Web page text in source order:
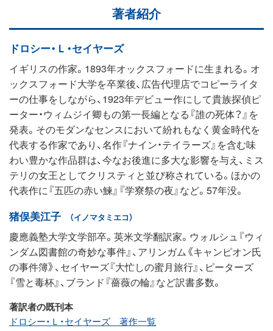
著者紹介
ドロシー・Ｌ・セイヤーズ
イギリスの作家。1893年オックスフォードに生まれる。オ
ックスフォード大学を卒業後、広告代理店でコピーライタ
ーの仕事をしながら、1923年デビュー作にして貴族探偵ピ
ーター・ウィムジイ卿もの第一長編となる『誰の死体？』を
発表。そのモダンなセンスにおいて紛れもなく黄金時代を
代表する作家であり、名作『ナイン・テイラーズ』を含む味
わい豊かな作品群は、今なお後進に多大な影響を与え、ミス
テリの女王としてクリスティと並び称されている。ほかの
代表作に『五匹の赤い鰊』『学寮祭の夜』など。57年没。
猪俣美江子 （イノマタミエコ）
慶應義塾大学文学部卒。英米文学翻訳家。ウォルシュ『ウィ
ンダム図書館の奇妙な事件』、アリンガム《キャンピオン氏
の事件簿》、セイヤーズ『大忙しの蜜月旅行』、ピーターズ
『雪と毒杯』、ブランド『薔薇の輪』など訳書多数。
著訳者の既刊本
ドロシー・Ｌ・セイヤーズ 著作一覧